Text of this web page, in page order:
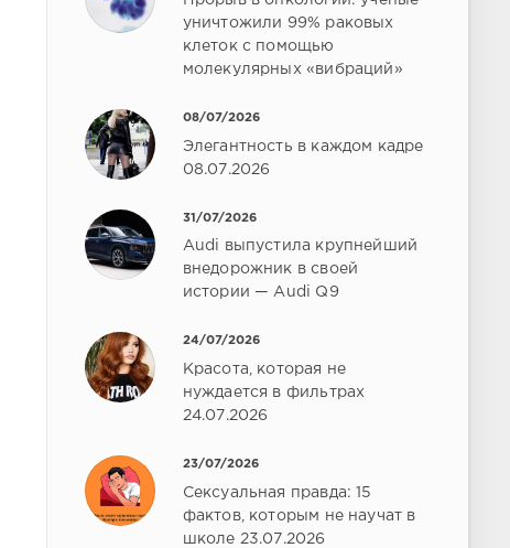
уничтожили 99% раковых
клеток с помощью
молекулярных «вибраций»
08/07/2026
Элегантность в каждом кадре
08.07.2026
31/07/2026
Audi выпустила крупнейший
внедорожник в своей
истории — Audi Q9
24/07/2026
Красота, которая не
нуждается в фильтрах
24.07.2026
23/07/2026
Сексуальная правда: 15
фактов, которым не научат в
школе 23.07.2026